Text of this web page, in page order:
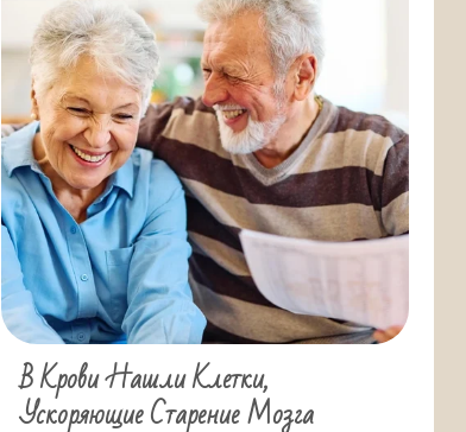
В Крови Нашли Клетки,
Ускоряющие Старение Мозга